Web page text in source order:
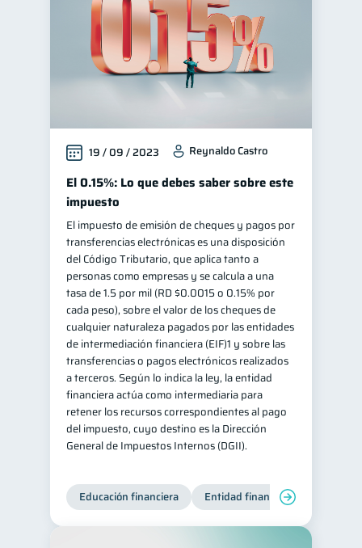
Finanzas en Pareja 1
Educación Financiera 1
Fraudes Mipymes
Información financiera
información financiera
19 / 09 / 2023 Reynaldo Castro
El 0.15%: Lo que debes saber sobre este
impuesto
El impuesto de emisión de cheques y pagos por
transferencias electrónicas es una disposición
del Código Tributario, que aplica tanto a
personas como empresas y se calcula a una
tasa de 1.5 por mil (RD $0.0015 o 0.15% por
cada peso), sobre el valor de los cheques de
cualquier naturaleza pagados por las entidades
de intermediación financiera (EIF)1 y sobre las
transferencias o pagos electrónicos realizados
a terceros. Según lo indica la ley, la entidad
financiera actúa como intermediaria para
retener los recursos correspondientes al pago
del impuesto, cuyo destino es la Dirección
General de Impuestos Internos (DGII).
Educación financiera Entidad financiera